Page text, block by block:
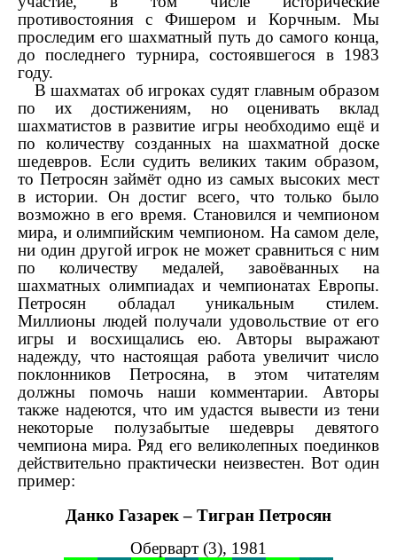
противостояния с Фишером и Корчным. Мы
проследим его шахматный путь до самого конца,
до последнего турнира, состоявшегося в 1983
году.
В шахматах об игроках судят главным образом
по их достижениям, но оценивать вклад
шахматистов в развитие игры необходимо ещё и
по количеству созданных на шахматной доске
шедевров. Если судить великих таким образом,
то Петросян займёт одно из самых высоких мест
в истории. Он достиг всего, что только было
возможно в его время. Становился и чемпионом
мира, и олимпийским чемпионом. На самом деле,
ни один другой игрок не может сравниться с ним
по количеству медалей, завоёванных на
шахматных олимпиадах и чемпионатах Европы.
Петросян обладал уникальным стилем.
Миллионы людей получали удовольствие от его
игры и восхищались ею. Авторы выражают
надежду, что настоящая работа увеличит число
поклонников Петросяна, в этом читателям
должны помочь наши комментарии. Авторы
также надеются, что им удастся вывести из тени
некоторые полузабытые шедевры девятого
чемпиона мира. Ряд его великолепных поединков
действительно практически неизвестен. Вот один
пример:
Данко Газарек – Тигран Петросян
Оберварт (3), 1981